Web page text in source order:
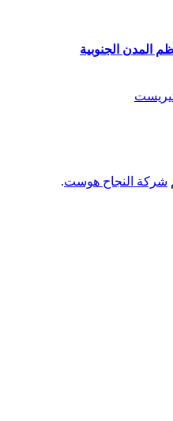
المدن الجنوبية
شركة النجاح هوست.